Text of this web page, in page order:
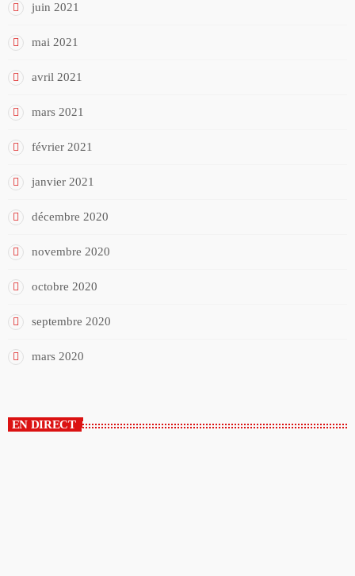
juin 2021
mai 2021
avril 2021
mars 2021
février 2021
janvier 2021
décembre 2020
novembre 2020
octobre 2020
septembre 2020
mars 2020
EN DIRECT